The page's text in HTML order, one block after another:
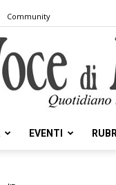
Community
EVENTI